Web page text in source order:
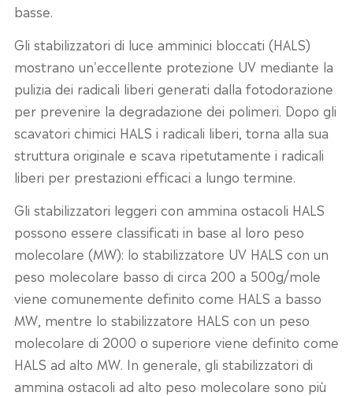
basse.
Gli stabilizzatori di luce amminici bloccati (HALS)
mostrano un'eccellente protezione UV mediante la
pulizia dei radicali liberi generati dalla fotodorazione
per prevenire la degradazione dei polimeri. Dopo gli
scavatori chimici HALS i radicali liberi, torna alla sua
struttura originale e scava ripetutamente i radicali
liberi per prestazioni efficaci a lungo termine.
Gli stabilizzatori leggeri con ammina ostacoli HALS
possono essere classificati in base al loro peso
molecolare (MW): lo stabilizzatore UV HALS con un
peso molecolare basso di circa 200 a 500g/mole
viene comunemente definito come HALS a basso
MW, mentre lo stabilizzatore HALS con un peso
molecolare di 2000 o superiore viene definito come
HALS ad alto MW. In generale, gli stabilizzatori di
ammina ostacoli ad alto peso molecolare sono più